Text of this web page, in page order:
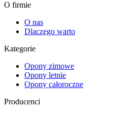
O firmie
O nas
Dlaczego warto
Kategorie
Opony zimowe
Opony letnie
Opony całoroczne
Producenci